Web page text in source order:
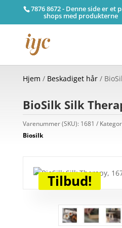
7876 8672 - Denne side er
shops med produkterne
Hjem / Beskadiget hår/
BioSilk Silk
Varenummer (SKU): 1681
Biosilk
Tilbud!